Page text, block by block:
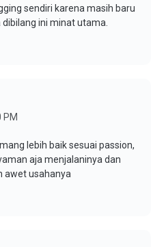
sendiri karena masih baru
ini minat utama.
PM
lebih baik sesuai passion,
aja menjalaninya dan
awet usahanya